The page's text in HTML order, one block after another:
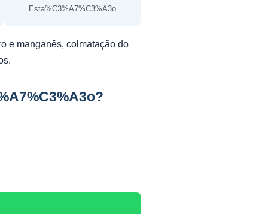
Esta%C3%A7%C3%A3o
e manganês, colmatação do